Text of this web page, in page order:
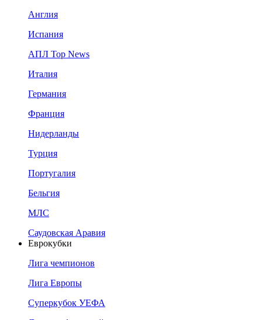
Англия
Испания
АПЛ Top News
Италия
Германия
Франция
Нидерланды
Турция
Португалия
Бельгия
МЛС
Саудовская Аравия
Еврокубки
Лига чемпионов
Лига Европы
Суперкубок УЕФА